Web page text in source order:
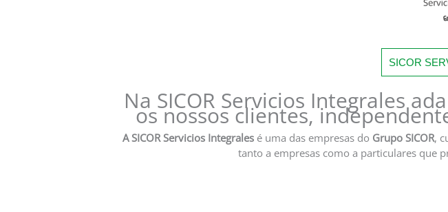
SICOR
Na SICOR Servicios Integrales
os nossos clientes,
A SICOR Servicios Integralesé uma das empresas do Grupo SICOR,
tanto a empresas como a particulares que